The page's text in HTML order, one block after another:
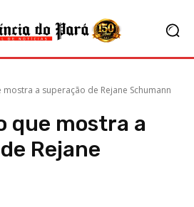
a superação de Rejane Schumann
que mostra a
Rejane